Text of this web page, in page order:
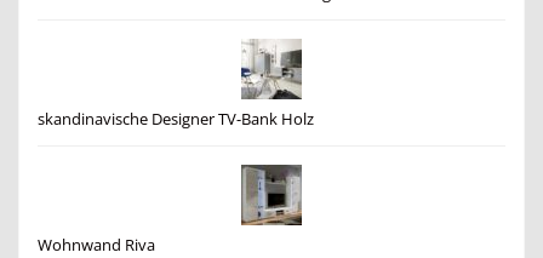
skandinavische Designer TV-Bank Holz
Wohnwand Riva